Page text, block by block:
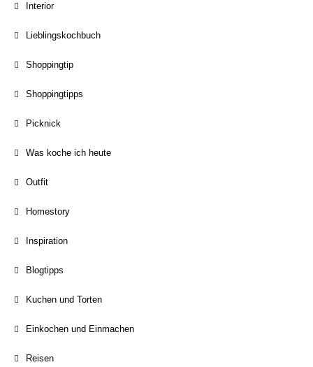
Interior
Lieblingskochbuch
Shoppingtip
Shoppingtipps
Picknick
Was koche ich heute
Outfit
Homestory
Inspiration
Blogtipps
Kuchen und Torten
Einkochen und Einmachen
Reisen